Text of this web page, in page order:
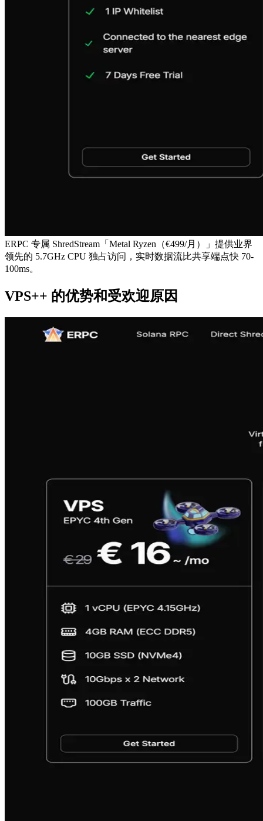
ERPC 专属 ShredStream「Metal Ryzen（€499/月）」提供业界
领先的 5.7GHz CPU 独占访问，实时数据流比共享端点快 70-
100ms。
VPS++ 的优势和受欢迎原因